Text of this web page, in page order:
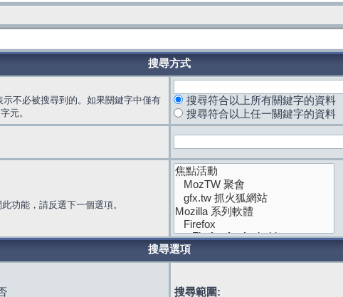
搜尋方式
示不必被搜尋到的。如果關鍵字中僅有
元。
搜尋符合以上所有關鍵字的資料
搜尋符合以上任一關鍵字的資料
功能，請反選下一個選項。
搜尋選項
搜尋範圍: